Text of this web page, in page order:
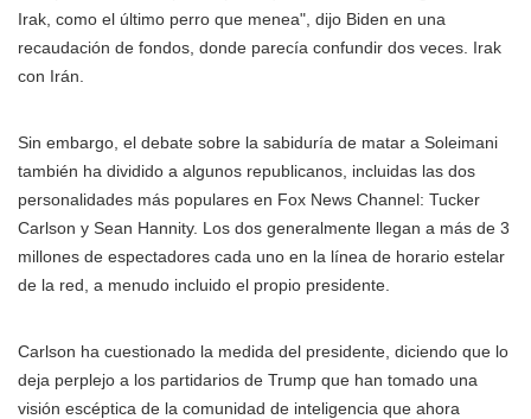
Irak, como el último perro que menea", dijo Biden en una
recaudación de fondos, donde parecía confundir dos veces. Irak
con Irán.
Sin embargo, el debate sobre la sabiduría de matar a Soleimani
también ha dividido a algunos republicanos, incluidas las dos
personalidades más populares en Fox News Channel: Tucker
Carlson y Sean Hannity. Los dos generalmente llegan a más de 3
millones de espectadores cada uno en la línea de horario estelar
de la red, a menudo incluido el propio presidente.
Carlson ha cuestionado la medida del presidente, diciendo que lo
deja perplejo a los partidarios de Trump que han tomado una
visión escéptica de la comunidad de inteligencia que ahora